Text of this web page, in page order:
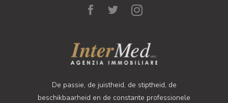
De passie, de juistheid, de stiptheid, de
beschikbaarheid en de constante professionele